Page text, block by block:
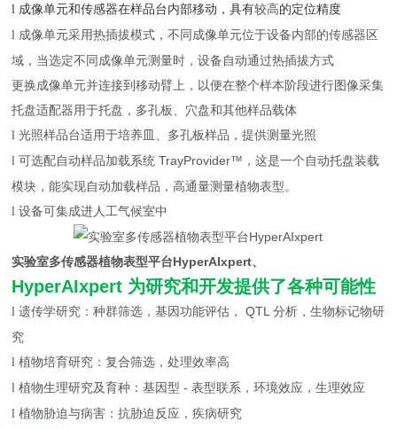
l 成像单元和传感器在样品台内部移动，具有较高的定位精度
l 成像单元采用热插拔模式，不同成像单元位于设备内部的传感器区
域，当选定不同成像单元测量时，设备自动通过热插拔方式
更换成像单元并连接到移动臂上，以便在整个样本阶段进行图像采集
托盘适配器用于托盘，多孔板、穴盘和其他样品载体
l光照样品台适用于培养皿、多孔板样品，提供测量光照
l可选配自动样品加载系统 TrayProvider™，这是一个自动托盘装载
模块，能实现自动加载样品，高通量测量植物表型。
l设备可集成进人工气候室中
实验室多传感器植物表型平台HyperAIxpert、
HyperAIxpert 为研究和开发提供了各种可能性
l遗传学研究：种群筛选，基因功能评估， QTL 分析，生物标记物研
究
l植物培育研究：复合筛选，处理效率高
l植物生理研究及育种：基因型 - 表型联系，环境效应，生理效应
l植物胁迫与病害：抗胁迫反应，疾病研究